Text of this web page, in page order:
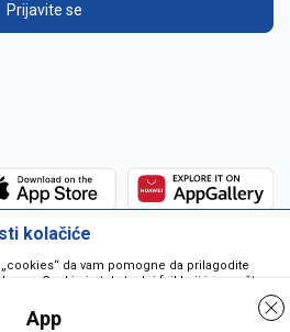
Prijavite se
kolačiće
da vam pomogne da prilagodite
Cookie je tekstualni fajl koji je smešten
virus vašem računaru. Cookie-i su
mogu biti pročitani od strane web servera
App